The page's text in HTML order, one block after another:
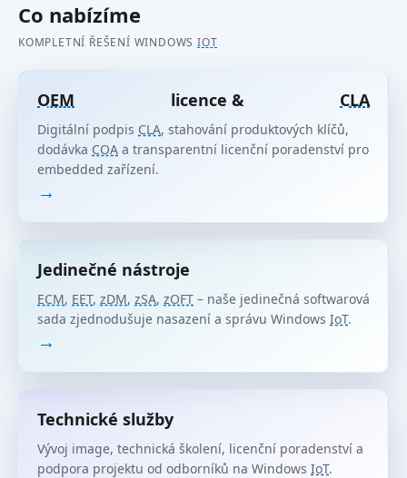
Co nabízíme
KOMPLETNÍ ŘEŠENÍ WINDOWSIOT
OEM licence & CLA
Digitální podpis CLA, stahování produktových klíčů,
dodávka COA a transparentní licenční poradenství pro
embedded zařízení.
→
Jedinečné nástroje
ECM, EET, zDM, zSA, zOFT – naše jedinečná softwarová
sada zjednodušuje nasazení a správu Windows IoT.
→
Technické služby
Vývoj image, technická školení, licenční poradenství a
podpora projektu od odborníků na Windows IoT.